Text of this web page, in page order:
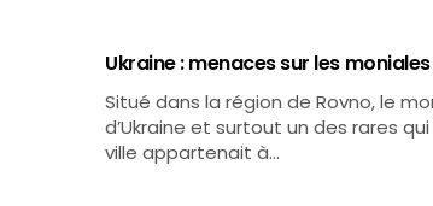
Ukraine : menaces sur les
Situé dans la région de Rovno, le
d’Ukraine et surtout un des rares qui
ville appartenait à…